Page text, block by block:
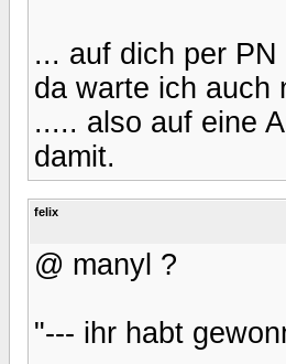
... auf dich per
da warte ich auch
..... also auf eine
damit.
felix
@ manyl ?
"--- ihr habt